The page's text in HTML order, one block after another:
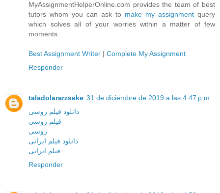
MyAssignmentHelperOnline.com provides the team of best
tutors whom you can ask to make my assignment query
which solves all of your worries within a matter of few
moments.
Best Assignment Writer | Complete My Assignment
Responder
taladolararzseke 31 de diciembre de 2019 a las 4:47 p.m.
دانلود فیلم روسی
فیلم روسی
روسی
دانلود فیلم ایرانی
فیلم ایرانی
Responder